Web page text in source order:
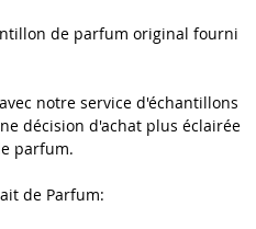
de parfum original fourni
notre service d'échantillons
décision d'achat plus éclairée
parfum.
de Parfum: